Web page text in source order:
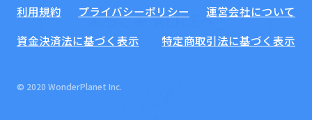
ようこそ ALICEへ_
利用規約 プライバシーポリシー
運営会社について
資金決済法に基づく表示
特定商取引法に基づく表示
© 2020 WonderPlanet Inc.